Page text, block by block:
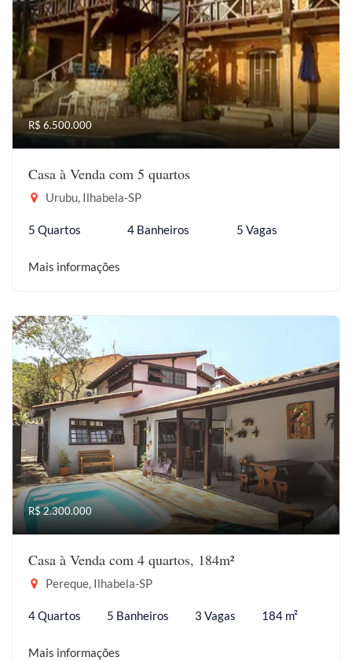
R$ 6.500.000
Casa à Venda com 5 quartos
Urubu, Ilhabela-SP
5 Quartos 4 Banheiros 5 Vagas
Mais informações
R$ 2.300.000
Casa à Venda com 4 quartos, 184m²
Pereque, Ilhabela-SP
4 Quartos 5 Banheiros 3 Vagas 184 m²
Mais informações